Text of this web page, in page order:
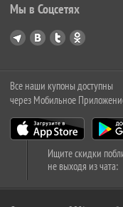
Мы в Соцсетях
Все наши купоны доступны
через Мобильное
Ищите скидки
не выходя из чата: